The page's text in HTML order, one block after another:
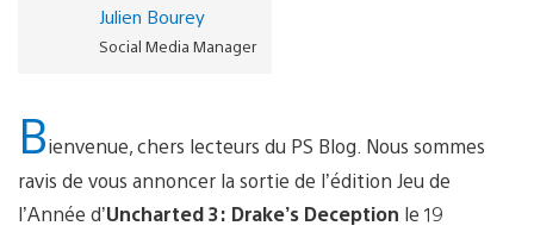
Julien Bourey
Social Media Manager
Bienvenue, chers lecteurs du PS Blog. Nous sommes
ravis de vous annoncer la sortie de l’édition Jeu de
l’Année d’Uncharted 3: Drake’s Deception le 19